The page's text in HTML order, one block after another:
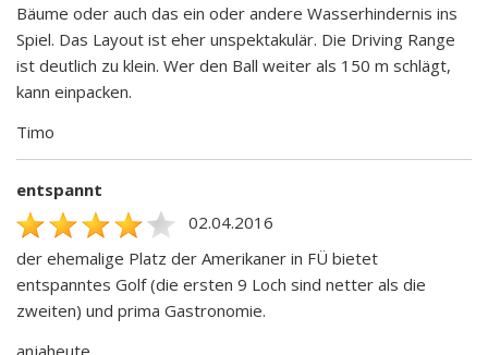
Bäume oder auch das ein oder andere Wasserhindernis ins
Spiel. Das Layout ist eher unspektakulär. Die Driving Range
ist deutlich zu klein. Wer den Ball weiter als 150 m schlägt,
kann einpacken.
Timo
entspannt
02.04.2016
der ehemalige Platz der Amerikaner in FÜ bietet
entspanntes Golf (die ersten 9 Loch sind netter als die
zweiten) und prima Gastronomie.
anjaheute